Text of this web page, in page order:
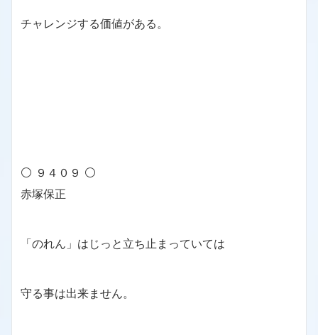
チャレンジする価値がある。
⚪ ９４０９ ⚪
赤塚保正
「のれん」はじっと立ち止まっていては
守る事は出来ません。